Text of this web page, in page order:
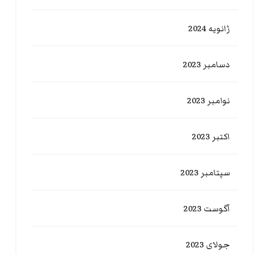
ژانویه 2024
دسامبر 2023
نوامبر 2023
اکتبر 2023
سپتامبر 2023
آگوست 2023
جولای 2023